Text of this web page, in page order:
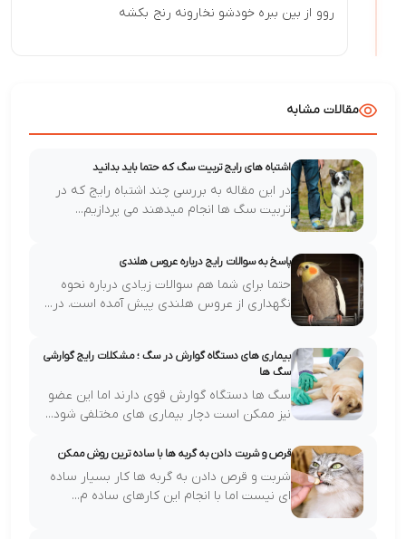
روو از بین ببره خودشو نخارونه رنج بکشه
مقالات مشابه
اشتباه های رایج تربیت سگ که حتما باید بدانید
در این مقاله به بررسی چند اشتباه رایج که در
تربیت سگ ها انجام میدهند می پردازیم...
پاسخ به سوالات رایج درباره عروس هلندی
حتما برای شما هم سوالات زیادی درباره نحوه
نگهداری از عروس هلندی پیش آمده است. در...
بیماری های دستگاه گوارش در سگ ؛ مشکلات رایج گوارشی
سگ ها
سگ ها دستگاه گوارش قوی دارند اما این عضو
نیز ممکن است دچار بیماری های مختلفی شود...
قرص و شربت دادن به گربه ها با ساده ترین روش ممکن
شربت و قرص دادن به گربه ها کار بسیار ساده
ای نیست اما با انجام این کارهای ساده م...